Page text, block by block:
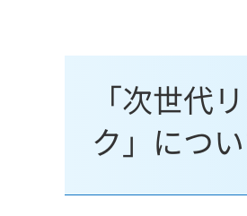
「次世代
ク」につ